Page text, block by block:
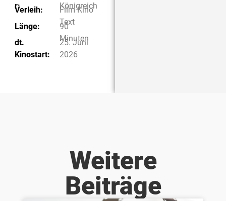
r:
Königreich
Verleih:
Film Kino
Text
Länge:
90
Minuten
dt.
Kinostart:
25. Juni
2026
Weitere
Beiträge